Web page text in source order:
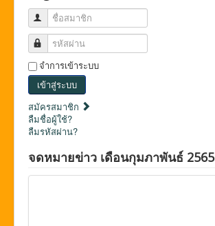
ชื่อสมาชิก
รหัสผ่าน
จำการเข้าระบบ
เข้าสู่ระบบ
สมัครสมาชิก
ลืมชื่อผู้ใช้?
ลืมรหัสผ่าน?
จดหมายข่าว เดือนกุมภาพันธ์ 2565